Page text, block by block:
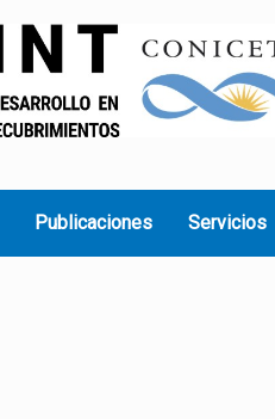
Publicaciones Servicios